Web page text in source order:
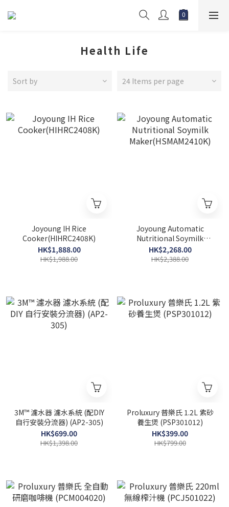
Health Life
Sort by 24 Items per page
Joyoung IH Rice
Cooker(HIHRC2408K)
HK$1,888.00
HK$1,988.00
Joyoung Automatic
Nutritional Soymilk
Maker(HSMAM2410K)
HK$2,268.00
HK$2,388.00
3M™ 濾水器 濾水系統 (配DIY
自行安裝分流器) (AP2-305)
HK$699.00
HK$1,398.00
Proluxury 普樂氏 1.2L 紫砂
養生煲 (PSP301012)
HK$399.00
HK$799.00